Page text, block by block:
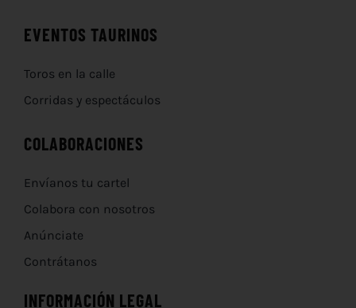
EVENTOS TAURINOS
Toros en la calle
Corridas y espectáculos
COLABORACIONES
Envíanos tu cartel
Colabora con nosotros
Anúnciate
Contrátanos
INFORMACIÓN LEGAL